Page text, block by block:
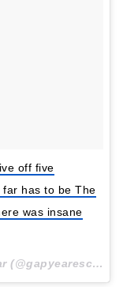
off five
has to be The
was insane
Una publicación compartida por Amar (@gapyearescape) el